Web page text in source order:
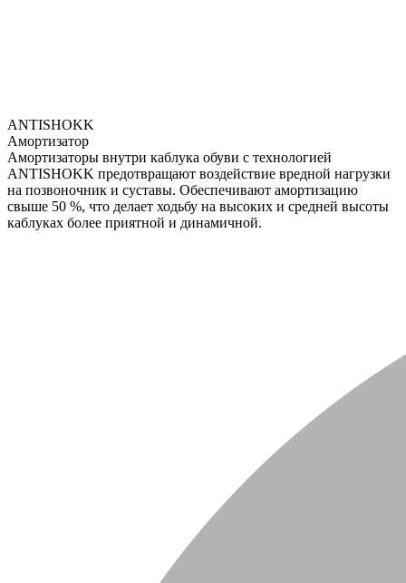
ANTISHOKK
Амортизатор
Амортизаторы внутри каблука обуви с технологией
ANTISHOKK предотвращают воздействие вредной нагрузки
на позвоночник и суставы. Обеспечивают амортизацию
свыше 50 %, что делает ходьбу на высоких и средней высоты
каблуках более приятной и динамичной.